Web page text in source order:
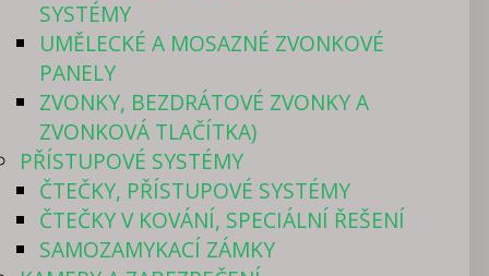
SYSTÉMY
UMĚLECKÉ A MOSAZNÉ ZVONKOVÉ
PANELY
ZVONKY, BEZDRÁTOVÉ ZVONKY A
ZVONKOVÁ TLAČÍTKA)
PŘÍSTUPOVÉ SYSTÉMY
ČTEČKY, PŘÍSTUPOVÉ SYSTÉMY
ČTEČKY V KOVÁNÍ, SPECIÁLNÍ ŘEŠENÍ
SAMOZAMYKACÍ ZÁMKY